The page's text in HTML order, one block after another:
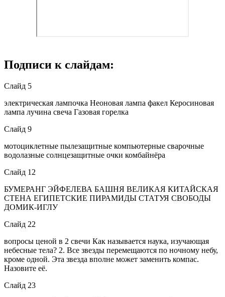
Подписи к слайдам:
Слайд 5
электрическая лампочка Неоновая лампа факел Керосиновая
лампа лучина свеча Газовая горелка
Слайд 9
мотоциклетные пылезащитные компьютерные сварочные
водолазные солнцезащитные очки комбайнёра
Слайд 12
БУМЕРАНГ ЭЙФЕЛЕВА БАШНЯ ВЕЛИКАЯ КИТАЙСКАЯ
СТЕНА ЕГИПЕТСКИЕ ПИРАМИДЫ СТАТУЯ СВОБОДЫ
ДОМИК-ИГЛУ
Слайд 22
вопросы ценой в 2 свечи Как называется наука, изучающая
небесные тела? 2. Все звезды перемещаются по ночному небу,
кроме одной. Эта звезда вполне может заменить компас.
Назовите её.
Слайд 23